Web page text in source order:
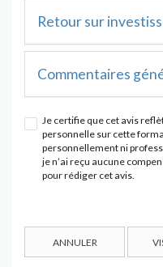
Retour sur
Commentaires
Je certifie que cet avis
personnelle sur cette
personnellement ni
je n’ai reçu aucune
pour rédiger cet avis.
ANNULER